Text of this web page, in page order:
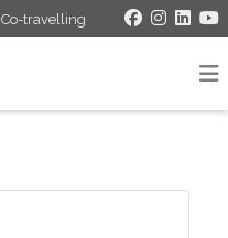
Co-travelling